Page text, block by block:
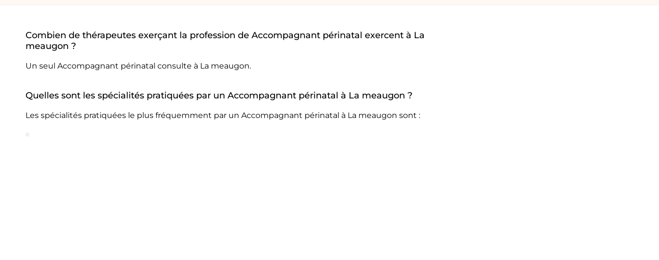
Combien de thérapeutes exerçant la profession de Accompagnant périnatal exercent à La
meaugon ?
Un seul Accompagnant périnatal consulte à La meaugon.
Quelles sont les spécialités pratiquées par un Accompagnant périnatal à La meaugon ?
Les spécialités pratiquées le plus fréquemment par un Accompagnant périnatal à La meaugon sont :